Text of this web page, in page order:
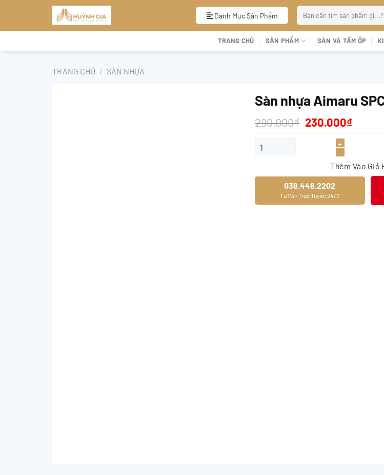
Danh Mục Sản Phẩm
kiếm:
TRANG CHỦ SẢN PHẨM SÀN VÀ TẤM ỐP
TRANG CHỦ / SÀN NHỰA
Sàn nhựa Aimaru
290.000₫ Giá
gốc
290.000₫.
230.000₫Giá
hiện
Sàn nhựa Aimaru SPC 4213 số lượng
Thêm Vào Giỏ
039.448.2202
Tư Vấn Trực Tuyến 24/7